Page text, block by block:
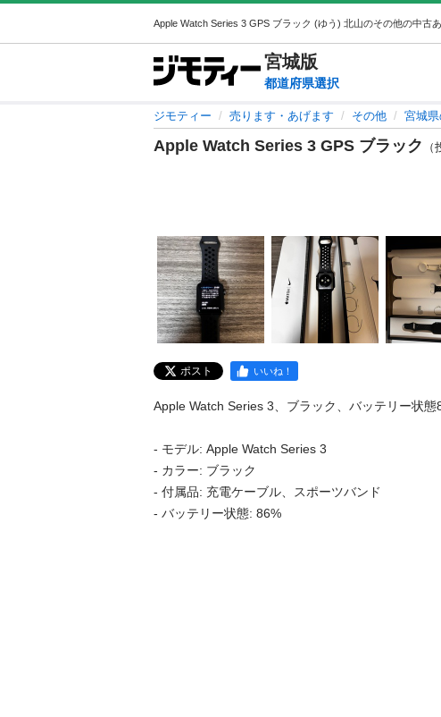
宮城版
都道府県選択
ジモティー 売ります・あげます その他 宮城
Apple Watch Series 3 GPS ブラック
ポスト いいね！
Apple Watch Series 3、ブラック、バッテリー状態
- モデル: Apple Watch Series 3
- カラー: ブラック
- 付属品: 充電ケーブル、スポーツバンド
- バッテリー状態: 86%